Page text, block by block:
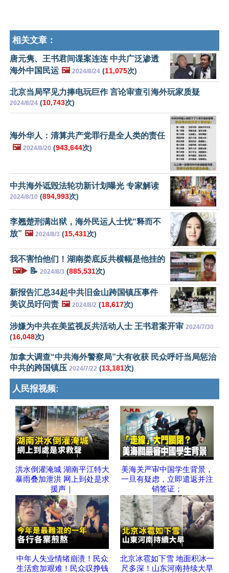
相关文章：
唐元隽、王书君间谍案连连 中共广泛渗透
海外中国民运 🖼️ 2024/8/24 (11,075次)
北京当局罕见力捧电玩巨作 言论审查引海外玩家质疑
2024/8/24 (10,743次)
海外华人：清算共产党罪行是全人类的责任
🖼️ 2024/8/20 (943,644次)
中共海外诋毁法轮功新计划曝光 专家解读
2024/8/10 (894,993次)
李翘楚刑满出狱，海外民运人士忧“释而不
放” 🖼️ 2024/8/3 (15,431次)
我不害怕他们！湖南娄底反共横幅是他挂的
🖼️▶️ 📝 2024/8/3 (885,531次)
新报告汇总34起中共旧金山跨国镇压事件
美议员吁问责 🖼️ 2024/8/2 (18,617次)
涉嫌为中共在美监视反共活动人士 王书君案开审 2024/7/30
(16,048次)
加拿大调查“中共海外警察局”大有收获 民众呼吁当局惩治
中共的跨国镇压 2024/7/22 (13,181次)
人民报视频:
洪水倒灌淹城 湖南平江特大
暴雨叠加泄洪 网上到处是求
援声｜
美海关严审中国学生背景，
一旦有疑虑，立即遣返并注
销签证；
中年人失业情绪崩溃！民众
生活愈加艰难！民众叹挣钱
北京冰雹如下雪 地面积冰一
尺多深！山东河南持续大旱